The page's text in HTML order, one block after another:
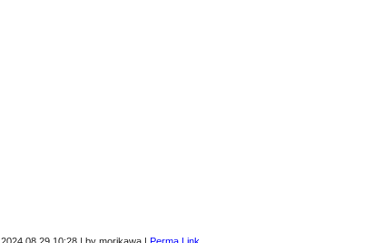
2024.08.29 10:28| by morikawa| Perma Link